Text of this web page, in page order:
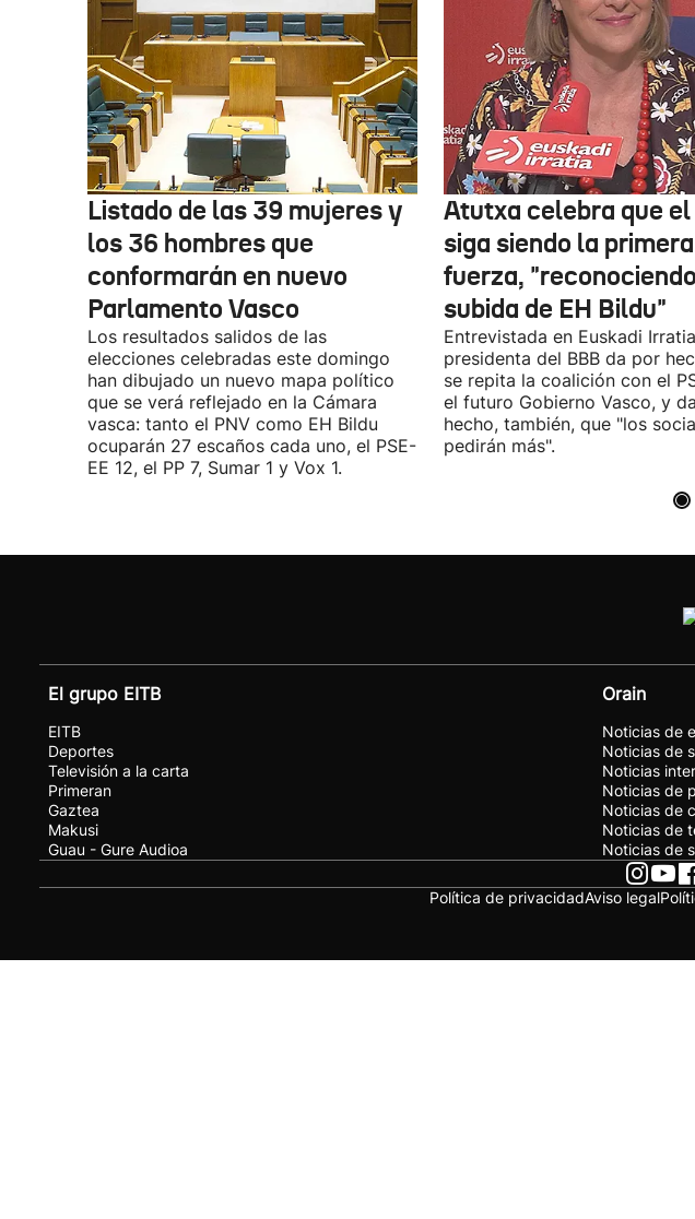
Listado de las 39 mujeres y
los 36 hombres que
conformarán en nuevo
Parlamento Vasco
Los resultados salidos de las
elecciones celebradas este domingo
han dibujado un nuevo mapa político
que se verá reflejado en la Cámara
vasca: tanto el PNV como EH Bildu
ocuparán 27 escaños cada uno, el PSE-
EE 12, el PP 7, Sumar 1 y Vox 1.
Atutxa celebra que el
siga siendo la primera
fuerza,
subida de EH Bildu"
Entrevistada en Euskadi
presidenta del BBB da por
se repita la coalición con el
el futuro Gobierno Vasco, y
hecho, también, que "los
pedirán más".
El grupo EITB
EITB
Deportes
Televisión a la carta
Primeran
Gaztea
Makusi
Guau - Gure Audioa
Orain
Noticias de
Noticias de
Noticias
Noticias de
Noticias de
Noticias de
Noticias de
Política de privacidadAviso legal